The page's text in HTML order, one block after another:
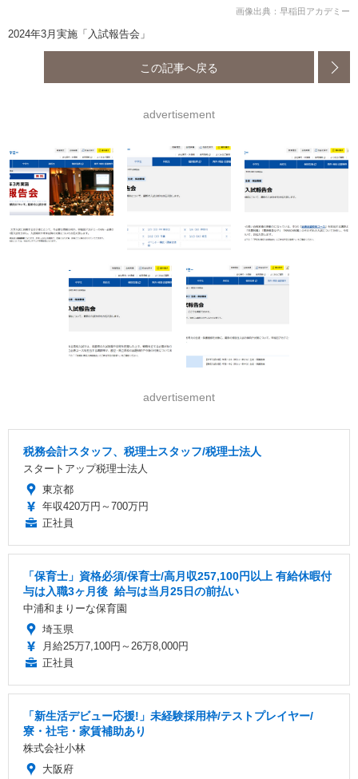
画像出典：早稲田アカデミー
2024年3月実施「入試報告会」
この記事へ戻る
advertisement
advertisement
税務会計スタッフ、税理士スタッフ/税理士法人
スタートアップ税理士法人
東京都
年収420万円～700万円
正社員
「保育士」資格必須/保育士/️高月収257,100円以上 ️有給休暇付
与は入職3ヶ月後 ️ 給与は当月25日の前払い
中浦和まりーな保育園
埼玉県
月給25万7,100円～26万8,000円
正社員
「新生活デビュー応援!」未経験採用枠/テストプレイヤー/
寮・社宅・家賃補助あり
株式会社小林
大阪府